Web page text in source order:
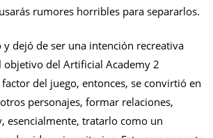
rumores horribles para separarlos.
y dejó de ser una intención recreativa
objetivo del Artificial Academy 2
factor del juego, entonces, se convirtió en
personajes, formar relaciones,
esencialmente, tratarlo como un